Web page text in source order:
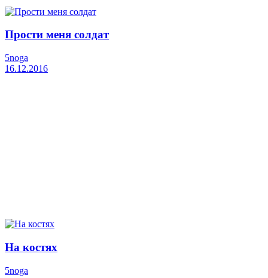
Прости меня солдат
5noga
16.12.2016
На костях
5noga